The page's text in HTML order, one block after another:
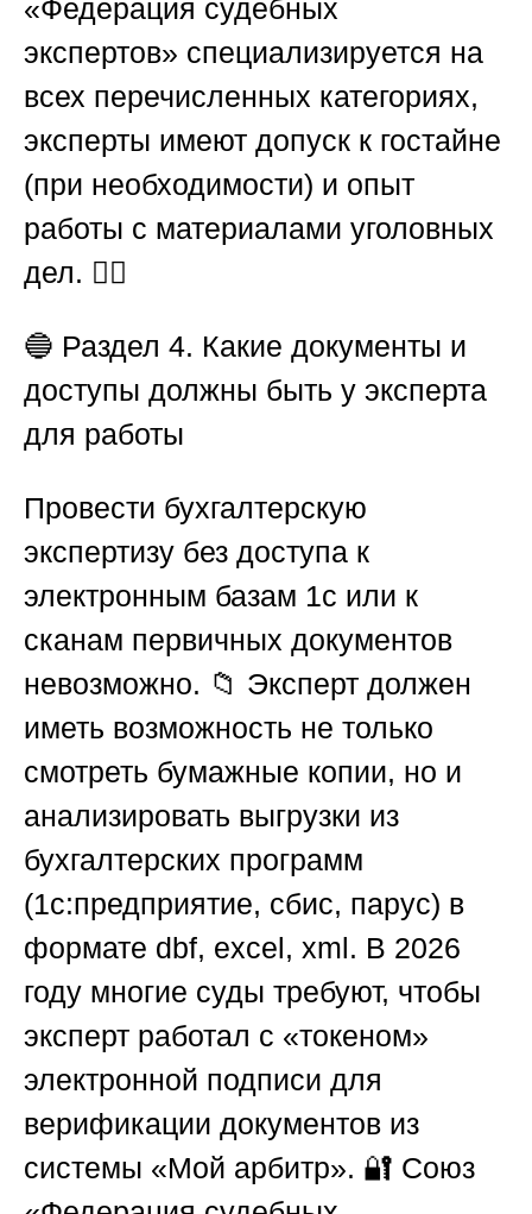
«Федерация судебных
экспертов» специализируется на
всех перечисленных категориях,
эксперты имеют допуск к гостайне
(при необходимости) и опыт
работы с материалами уголовных
дел. 🕵️‍♂️
🔵 Раздел 4. Какие документы и
доступы должны быть у эксперта
для работы
Провести бухгалтерскую
экспертизу без доступа к
электронным базам 1с или к
сканам первичных документов
невозможно. 📁 Эксперт должен
иметь возможность не только
смотреть бумажные копии, но и
анализировать выгрузки из
бухгалтерских программ
(1с:предприятие, сбис, парус) в
формате dbf, excel, xml. В 2026
году многие суды требуют, чтобы
эксперт работал с «токеном»
электронной подписи для
верификации документов из
системы «Мой арбитр». 🔐 Союз